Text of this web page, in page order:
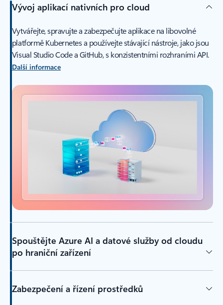
Vývoj aplikací nativních pro cloud
Vytvářejte, spravujte a zabezpečujte aplikace na libovolné
platformě Kubernetes a používejte stávající nástroje, jako jsou
Visual Studio Code a GitHub, s konzistentními rozhraními API.
Další informace
Spouštějte Azure AI a datové služby od cloudu
po hraniční zařízení
Zabezpečení a řízení prostředků